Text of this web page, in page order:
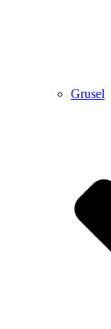
Grusel